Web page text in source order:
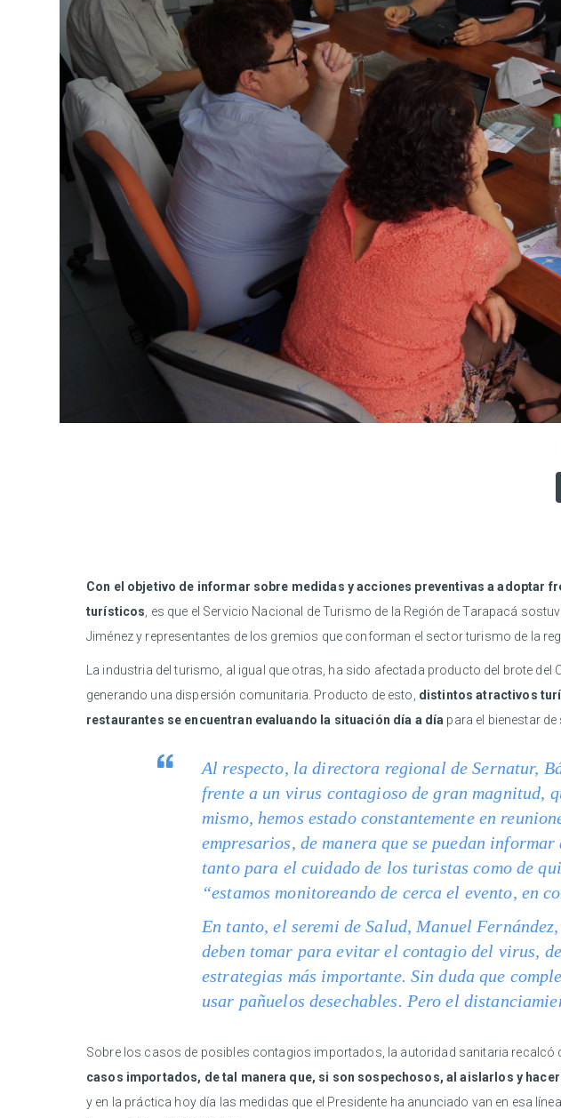
Con el objetivo de informar sobre medidas y acciones preventivas a adoptar
turísticos , es que el Servicio Nacional de Turismo de la Región de Tarapacá
Jiménez y representantes de los gremios que conforman el sector turismo de la
La industria del turismo, al igual que otras, ha sido afectada producto del brote
generando una dispersión comunitaria. Producto de esto, distintos atractivos
restaurantes se encuentran evaluando la situación día a día para el bienestar
Al respecto, la directora regional de Sernatur,
frente a un virus contagioso de gran magnitud,
mismo, hemos estado constantemente en
empresarios, de manera que se puedan
tanto para el cuidado de los turistas como de
“estamos monitoreando de cerca el evento, en
En tanto, el seremi de Salud, Manuel
deben tomar para evitar el contagio del virus,
estrategias más importante. Sin duda que
usar pañuelos desechables. Pero el
Sobre los casos de posibles contagios importados, la autoridad sanitaria recalcó
casos importados, de tal manera que, si son sospechosos, al aislarlos y
y en la práctica hoy día las medidas que el Presidente ha anunciado van en esa